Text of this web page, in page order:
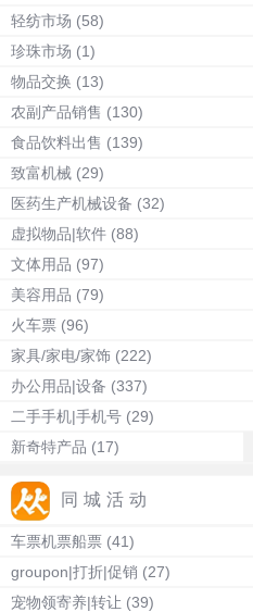
轻纺市场 (58)
珍珠市场 (1)
物品交换 (13)
农副产品销售 (130)
食品饮料出售 (139)
致富机械 (29)
医药生产机械设备 (32)
虚拟物品|软件 (88)
文体用品 (97)
美容用品 (79)
火车票 (96)
家具/家电/家饰 (222)
办公用品|设备 (337)
二手手机|手机号 (29)
新奇特产品 (17)
同城活动
车票机票船票 (41)
groupon|打折|促销 (27)
宠物领寄养|转让 (39)